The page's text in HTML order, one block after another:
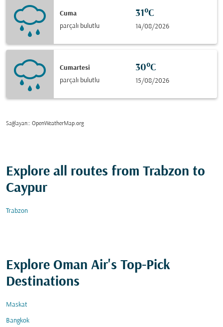
Cuma
parçalı bulutlu
31°C
14/08/2026
Cumartesi
parçalı bulutlu
30°C
15/08/2026
Sağlayan:: OpenWeatherMap.org
Explore all routes from Trabzon to
Caypur
Trabzon
Explore Oman Air's Top-Pick
Destinations
Maskat
Bangkok